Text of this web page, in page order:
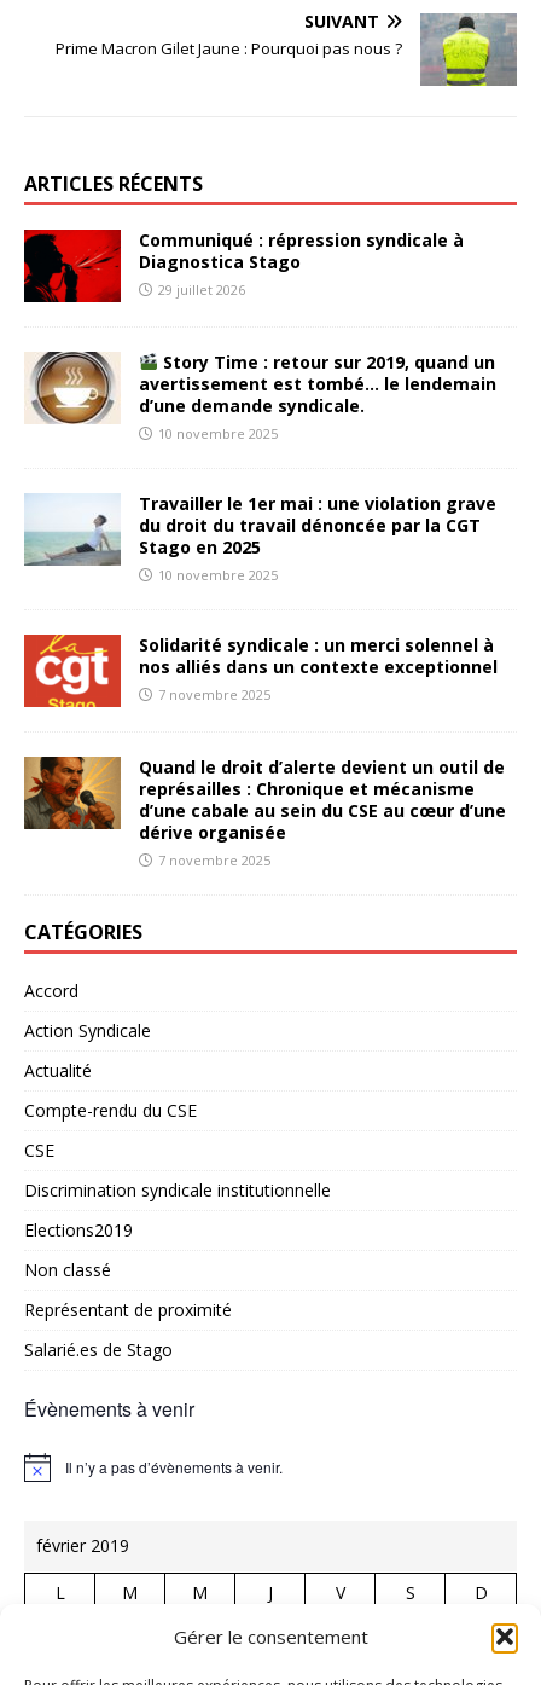
Gérer le consentement
SUIVANT
Prime Macron Gilet Jaune : Pourquoi pas nous ?
ARTICLES RÉCENTS
Communiqué : répression syndicale à
Diagnostica Stago
29 juillet 2026
Story Time : retour sur 2019, quand un
avertissement est tombé… le lendemain
d’une demande syndicale.
10 novembre 2025
Travailler le 1er mai : une violation grave
du droit du travail dénoncée par la CGT
Stago en 2025
10 novembre 2025
Solidarité syndicale : un merci solennel à
nos alliés dans un contexte exceptionnel
7 novembre 2025
Quand le droit d’alerte devient un outil de
représailles : Chronique et mécanisme
d’une cabale au sein du CSE au cœur d’une
dérive organisée
7 novembre 2025
CATÉGORIES
Accord
Action Syndicale
Actualité
Compte-rendu du CSE
CSE
Discrimination syndicale institutionnelle
Elections2019
Non classé
Représentant de proximité
Salarié.es de Stago
Évènements à venir
N
e
Il n’y a pas d’évènements à venir.
février 2019
L M M J V S
D
1